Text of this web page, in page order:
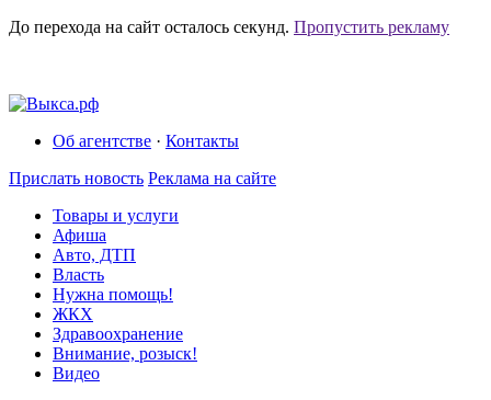
До перехода на сайт осталось секунд. Пропустить рекламу
Об агентстве · Контакты
Прислать новость Реклама на сайте
Товары и услуги
Афиша
Авто, ДТП
Власть
Нужна помощь!
ЖКХ
Здравоохранение
Внимание, розыск!
Видео